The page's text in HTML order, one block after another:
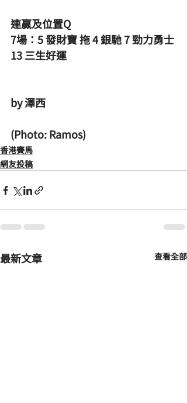
連贏及位置Q
7場：5 發財寶 拖 4 銀馳 7 勁力勇士
13 三生好運
by 澤西
(Photo: Ramos)
香港賽馬
網友投稿
最新文章 查看全部